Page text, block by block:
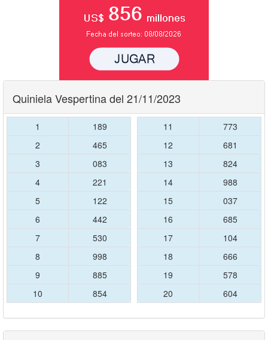
Quiniela Vespertina del 21/11/2023
1
189
2
465
3
083
4
221
5
122
6
442
7
530
8
998
9
885
10
854
11
773
12
681
13
824
14
988
15
037
16
685
17
104
18
666
19
578
20
604